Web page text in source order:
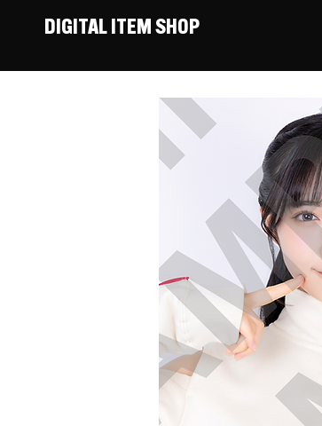
DIGITAL ITEM SHOP